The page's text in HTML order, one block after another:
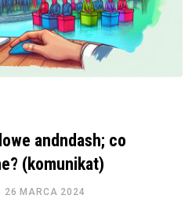
andndash; co
(komunikat)
26 MARCA 2024